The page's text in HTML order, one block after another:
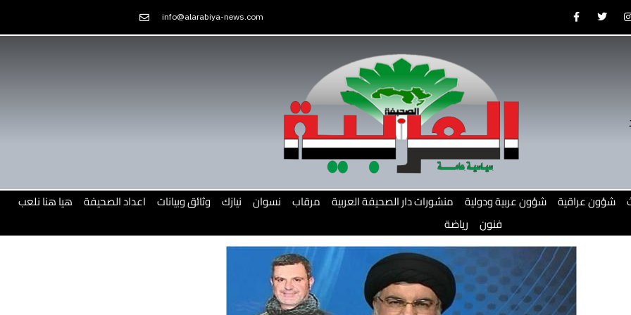
to
info@alarabiya-news.com F
a
e
T
w
t
I
t
شؤون عراقية شؤون عربية ودولية منشورات دار الصحيفة العربية مرقاب نسوان نيازك وثائق وبيانات اعداد الصحيفة هيا هنا نلعب
فنون رياضة